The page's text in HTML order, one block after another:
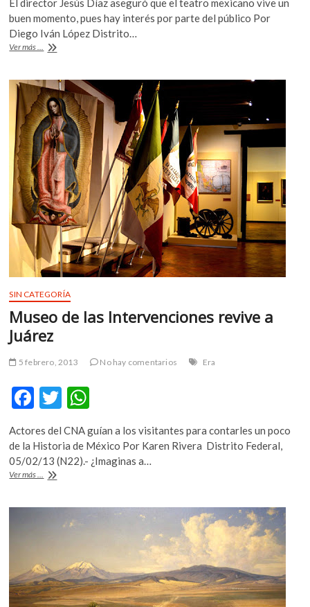
e
b
o
o
k
itt
er
at
s
p
p
El director Jesús Díaz aseguró que el teatro mexicano vive un
buen momento, pues hay interés por parte del público Por
Diego Iván López Distrito…
Ver más ...
Desde
llega
la
obra
«El
monje
y
la
cortesana»
SIN CATEGORÍA
Museo de las Intervenciones revive a
Juárez
5 febrero, 2013 No hay comentarios Era
F
ac
e
b
o
o
k
T
w
itt
er
h
at
s
p
p
Actores del CNA guían a los visitantes para contarles un poco
de la Historia de México Por Karen Rivera Distrito Federal,
05/02/13 (N22).- ¿Imaginas a…
Ver más ...
Museo
revive